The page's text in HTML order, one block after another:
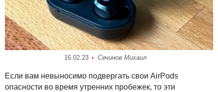
16.02.23 Сечинов Михаил
Если вам невыносимо подвергать свои AirPods
опасности во время утренних пробежек, то эти